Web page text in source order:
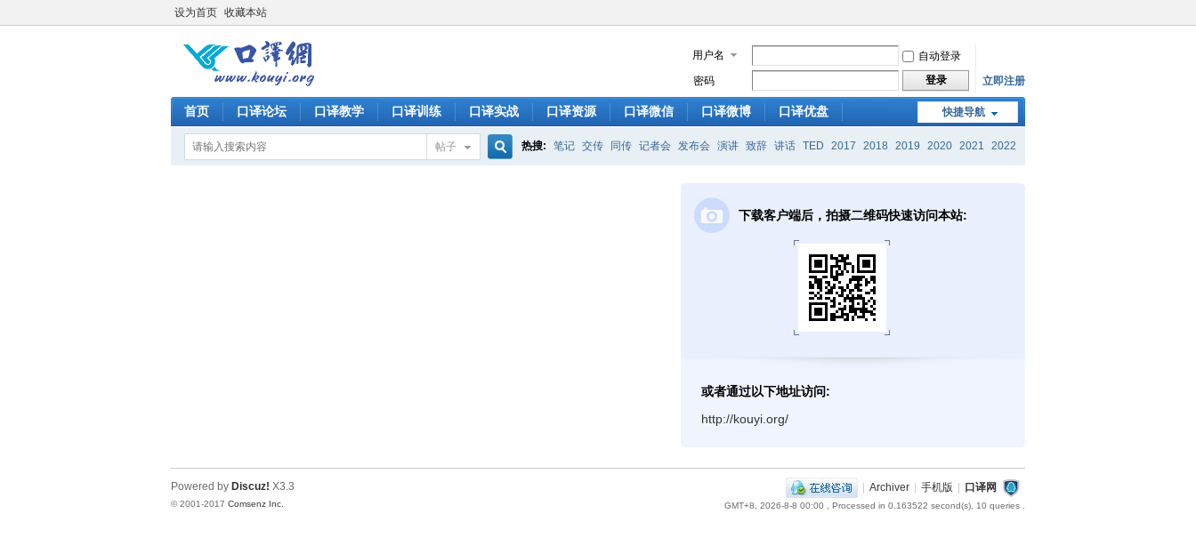
设为首页 收藏本站
用户名
自动登录
密码
登录 立即注册
快捷导航
首页 口译论坛 口译教学 口译训练 口译实战 口译资源 口译微信 口译微博 口译优盘
帖子 热搜: 笔记 交传 同传 记者会 发布会 演讲 致辞 讲话 TED 2017 2018 2019 2020 2021 2022
下载客户端后，拍摄二维码快速访问本站:
或者通过以下地址访问:
http://kouyi.org/
| Archiver | 手机版 | 口译网
GMT+8, 2026-8-8 00:00 , Processed in 0.163522 second(s), 10 queries .
Powered by Discuz! X3.3
© 2001-2017 Comsenz Inc.